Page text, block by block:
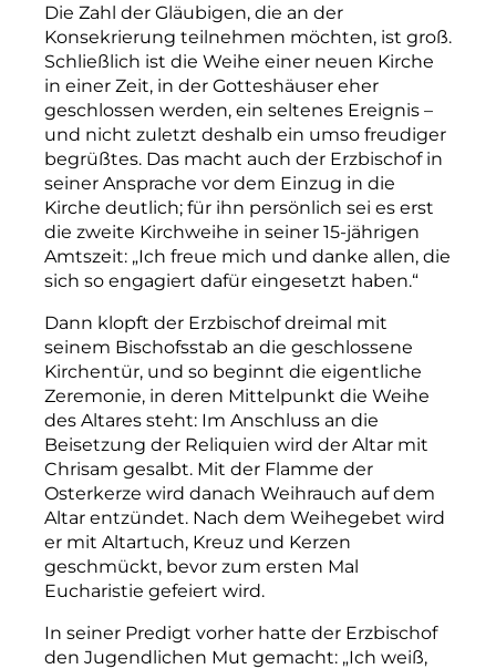
Die Zahl der Gläubigen, die an der
Konsekrierung teilnehmen möchten, ist groß.
Schließlich ist die Weihe einer neuen Kirche
in einer Zeit, in der Gotteshäuser eher
geschlossen werden, ein seltenes Ereignis –
und nicht zuletzt deshalb ein umso freudiger
begrüßtes. Das macht auch der Erzbischof in
seiner Ansprache vor dem Einzug in die
Kirche deutlich; für ihn persönlich sei es erst
die zweite Kirchweihe in seiner 15-jährigen
Amtszeit: „Ich freue mich und danke allen, die
sich so engagiert dafür eingesetzt haben.“
Dann klopft der Erzbischof dreimal mit
seinem Bischofsstab an die geschlossene
Kirchentür, und so beginnt die eigentliche
Zeremonie, in deren Mittelpunkt die Weihe
des Altares steht: Im Anschluss an die
Beisetzung der Reliquien wird der Altar mit
Chrisam gesalbt. Mit der Flamme der
Osterkerze wird danach Weihrauch auf dem
Altar entzündet. Nach dem Weihegebet wird
er mit Altartuch, Kreuz und Kerzen
geschmückt, bevor zum ersten Mal
Eucharistie gefeiert wird.
In seiner Predigt vorher hatte der Erzbischof
den Jugendlichen Mut gemacht: „Ich weiß,